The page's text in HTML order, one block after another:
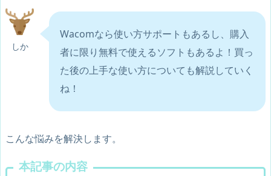
しか
Wacomなら使い方サポートもあるし、購入
者に限り無料で使えるソフトもあるよ！買っ
た後の上手な使い方についても解説していく
ね！
こんな悩みを解決します。
本記事の内容